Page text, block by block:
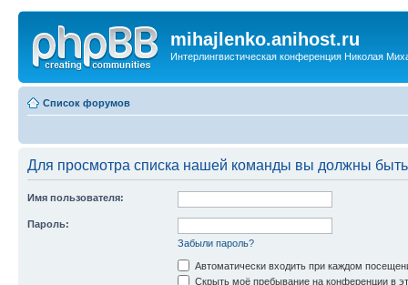
mihajlenko.anihost.ru
Интерлингвистическая конференция Николая
Список форумов
Для просмотра списка нашей команды вы должны
Имя пользователя:
Пароль:
Забыли пароль?
Автоматически входить при каждом
Скрыть моё пребывание на конференции в